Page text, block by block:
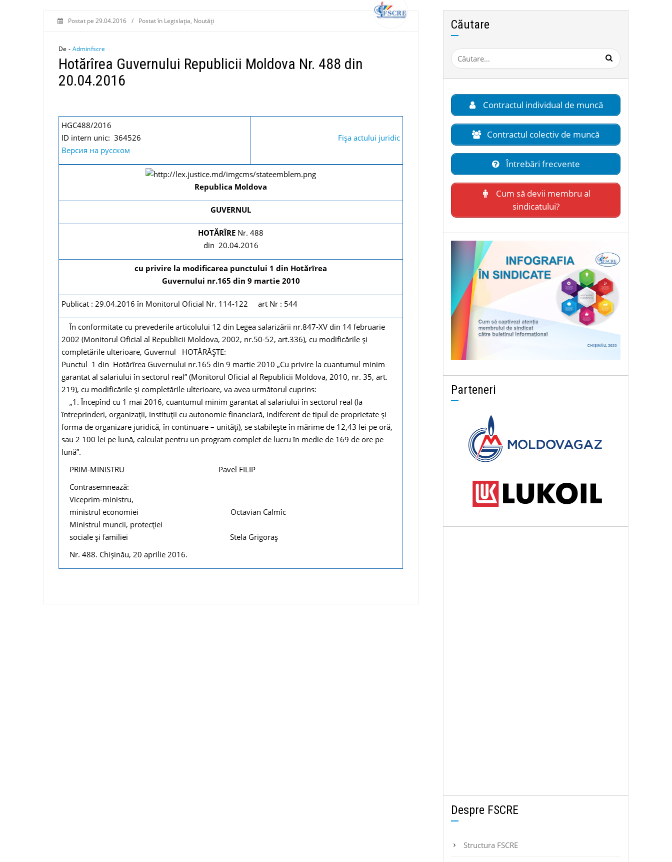
Postat pe 29.04.2016 / Postat în Legislaţia, Noutăți
De - Adminfscre
Hotărîrea Guvernului Republicii Moldova Nr. 488 din
20.04.2016
HGC488/2016
ID intern unic: 364526
Версия на русском
Fişa actului juridic
Republica Moldova
GUVERNUL
HOTĂRÎRE Nr. 488
din 20.04.2016
cu privire la modificarea punctului 1 din Hotărîrea
Guvernului nr.165 din 9 martie 2010
Publicat : 29.04.2016 în Monitorul Oficial Nr. 114-122 art Nr : 544
În conformitate cu prevederile articolului 12 din Legea salarizării nr.847-XV din 14 februarie
2002 (Monitorul Oficial al Republicii Moldova, 2002, nr.50-52, art.336), cu modificările şi
completările ulterioare, Guvernul HOTĂRĂŞTE:
Punctul 1 din Hotărîrea Guvernului nr.165 din 9 martie 2010 „Cu privire la cuantumul minim
garantat al salariului în sectorul real” (Monitorul Oficial al Republicii Moldova, 2010, nr. 35, art.
219), cu modificările și completările ulterioare, va avea următorul cuprins:
„1. Începînd cu 1 mai 2016, cuantumul minim garantat al salariului în sectorul real (la
întreprinderi, organizații, instituții cu autonomie financiară, indiferent de tipul de proprietate și
forma de organizare juridică, în continuare – unități), se stabilește în mărime de 12,43 lei pe oră,
sau 2 100 lei pe lună, calculat pentru un program complet de lucru în medie de 169 de ore pe
lună”.
PRIM-MINISTRU Pavel FILIP
Contrasemnează:
Viceprim-ministru,
ministrul economiei Octavian Calmîc
Ministrul muncii, protecţiei
sociale şi familiei Stela Grigoraş
Nr. 488. Chişinău, 20 aprilie 2016.
Căutare
Caută
după:
Contractul individual de muncă
Contractul colectiv de muncă
Întrebări frecvente
Cum să devii membru al
sindicatului?
Parteneri
Despre FSCRE
Structura FSCRE